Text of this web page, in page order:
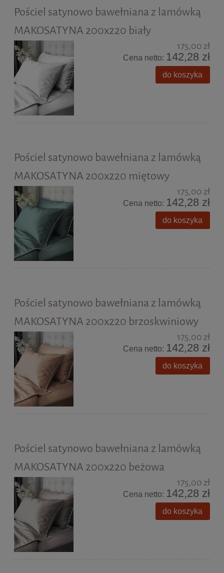
Pościel satynowo bawełniana z lamówką
MAKOSATYNA 200x220 biały
175,00 zł
Cena netto: 142,28 zł
do koszyka
Pościel satynowo bawełniana z lamówką
MAKOSATYNA 200x220 miętowy
175,00 zł
Cena netto: 142,28 zł
do koszyka
Pościel satynowo bawełniana z lamówką
MAKOSATYNA 200x220 brzoskwiniowy
175,00 zł
Cena netto: 142,28 zł
do koszyka
Pościel satynowo bawełniana z lamówką
MAKOSATYNA 200x220 beżowa
175,00 zł
Cena netto: 142,28 zł
do koszyka